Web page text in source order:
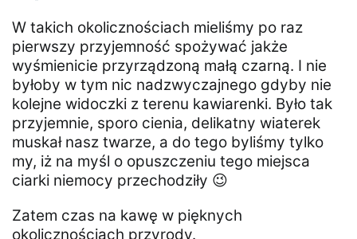
W takich okolicznościach mieliśmy po raz
pierwszy przyjemność spożywać jakże
wyśmienicie przyrządzoną małą czarną. I nie
byłoby w tym nic nadzwyczajnego gdyby nie
kolejne widoczki z terenu kawiarenki. Było tak
przyjemnie, sporo cienia, delikatny wiaterek
muskał nasz twarze, a do tego byliśmy tylko
my, iż na myśl o opuszczeniu tego miejsca
ciarki niemocy przechodziły 😉
Zatem czas na kawę w pięknych
okolicznościach przyrody.